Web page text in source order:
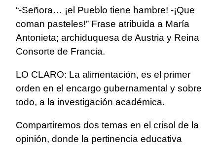
“-Señora… ¡el Pueblo tiene hambre! -¡Que
coman pasteles!” Frase atribuida a María
Antonieta; archiduquesa de Austria y Reina
Consorte de Francia.
LO CLARO: La alimentación, es el primer
orden en el encargo gubernamental y sobre
todo, a la investigación académica.
Compartiremos dos temas en el crisol de la
opinión, donde la pertinencia educativa